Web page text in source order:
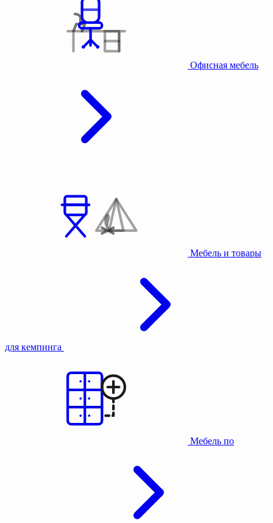
Офисная мебель
Мебель и товары
для кемпинга
Мебель по